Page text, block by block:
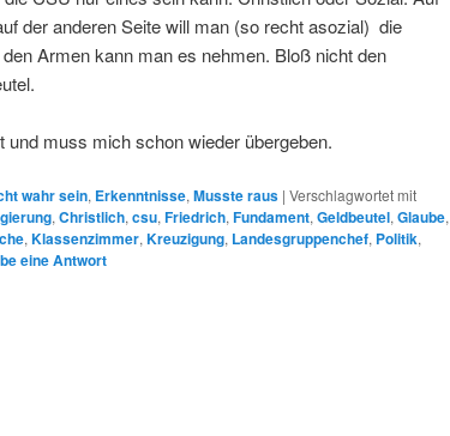
der anderen Seite will man (so recht asozial) die
Armen kann man es nehmen. Bloß nicht den
muss mich schon wieder übergeben.
wahr sein, Erkenntnisse,Musste raus | Verschlagwortet mit
,Christlich,csu,Friedrich,Fundament,Geldbeutel,Glaube,
,Klassenzimmer,Kreuzigung, Landesgruppenchef, Politik,
eine Antwort